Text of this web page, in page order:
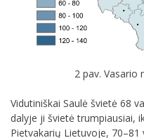
2 pav. Vasario
Vidutiniškai Saulė švietė 68
dalyje ji švietė trumpiausiai,
Pietvakarių Lietuvoje, 70–81